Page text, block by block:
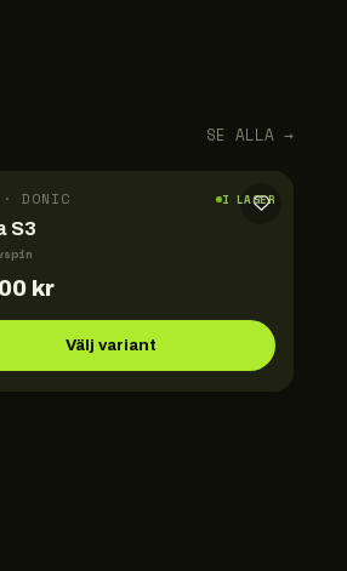
SE ALLA →
· DONIC I LAGER
S3
kr
Välj variant